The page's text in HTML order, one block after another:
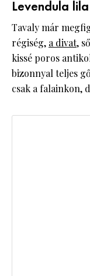
Levendula lila
Tavaly már
régiség, a divat,
kissé poros
bizonnyal teljes
csak a falainkon,